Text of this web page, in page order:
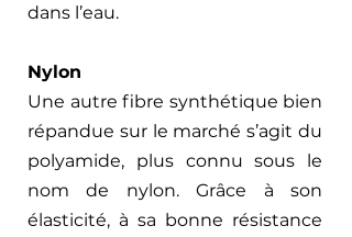
dans l’eau.
Nylon
Une autre fibre synthétique bien
répandue sur le marché s’agit du
polyamide, plus connu sous le
nom de nylon. Grâce à son
élasticité, à sa bonne résistance